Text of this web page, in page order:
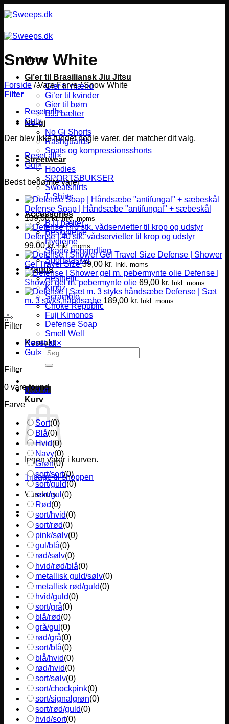
til
Menu
Gi’er til Brasiliansk Jiu Jitsu
Gier til mænd
Gi’er til kvinder
Gier til børn
BJJ bælter
No-gi
No Gi Shorts
Rashguards
Spats og kompressionsshorts
Streetwear
Hoodies
SPORTSBUKSER
Sweatshirts
T-Shirts
Accessories
BJJ bælter
Beskyttelse
Hygiejne
Skade behandling
Sportstasker
Brands
Aesthetic
Kingz
Scramble
Choke Republic
Fuji Kimonos
Defense Soap
Smell Well
Kontakt
Søg
efter:
0,00 kr.
Kurv
Ingen varer i kurven.
Tilbage til shoppen
Varekurv
Snow White
Forside /Vare Farve/Snow White
Filter
Reset all×
Gul ×
Der blev ikke fundet nogle varer, der matcher dit valg.
Reset all×
Gul×
Bedst bedømte varer
Defense Soap | Håndsæbe "antifungal" + sæbeskål
139,00kr. Inkl. moms
Defense | 40 stk. vådservietter til krop og udstyr
99,00kr. Inkl. moms
Defense | Shower
Gel Travel Size 39,00 kr. Inkl. moms
Defense |
Shower gel m. pebermynte olie 69,00 kr. Inkl. moms
Defense | Sæt
m. 3 styks håndsæbe 189,00 kr. Inkl. moms
Filter
Reset all ×
Gul×
Filter
0 vare found
Farve
Sort(0)
Blå(0)
Hvid(0)
Navy(0)
Grøn(0)
sort/sort(0)
sort/guld(0)
sort/gul (0)
Rød(0)
sort/hvid(0)
sort/rød(0)
pink/sølv(0)
gul/blå(0)
rød/sølv(0)
hvid/rød/blå(0)
metallisk guld/sølv(0)
metallisk rød/guld(0)
hvid/guld(0)
sort/grå(0)
blå/rød(0)
grå/gul (0)
rød/grå(0)
sort/blå(0)
blå/hvid(0)
rød/hvid(0)
sort/sølv(0)
sort/chockpink(0)
sort/signalgrøn(0)
sort/rød/guld(0)
hvid/sort(0)